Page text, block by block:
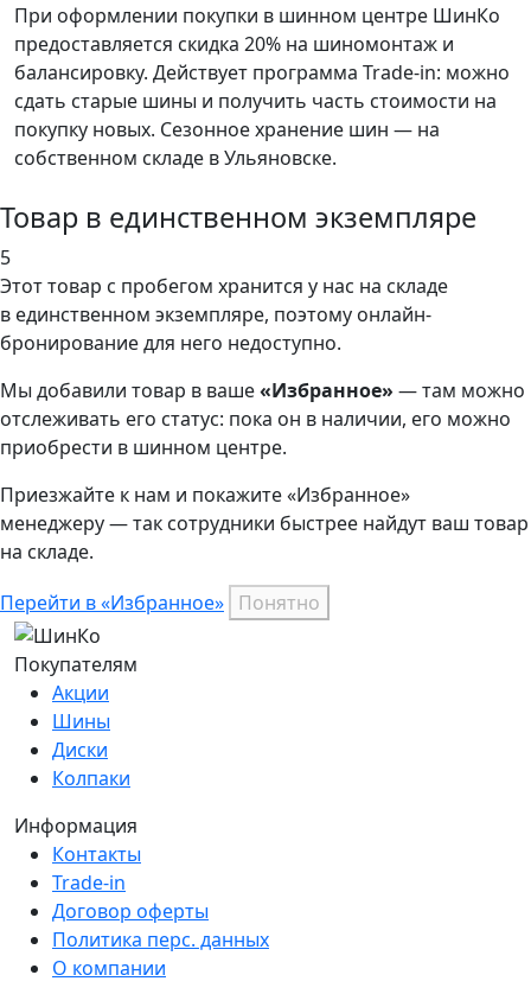
При оформлении покупки в шинном центре ШинКо
предоставляется скидка 20% на шиномонтаж и
балансировку. Действует программа Trade-in: можно
сдать старые шины и получить часть стоимости на
покупку новых. Сезонное хранение шин — на
собственном складе в Ульяновске.
Товар в единственном экземпляре
5
Этот товар с пробегом хранится у нас на складе
в единственном экземпляре, поэтому онлайн-
бронирование для него недоступно.
Мы добавили товар в ваше«Избранное» — там можно
отслеживать его статус: пока он в наличии, его можно
приобрести в шинном центре.
Приезжайте к нам и покажите «Избранное»
менеджеру — так сотрудники быстрее найдут ваш товар
на складе.
Перейти в «Избранное» Понятно
Покупателям
Акции
Шины
Диски
Колпаки
Информация
Контакты
Trade-in
Договор оферты
Политика перс. данных
О компании